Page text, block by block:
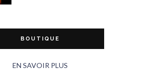
BOUTIQUE
EN SAVOIR PLUS